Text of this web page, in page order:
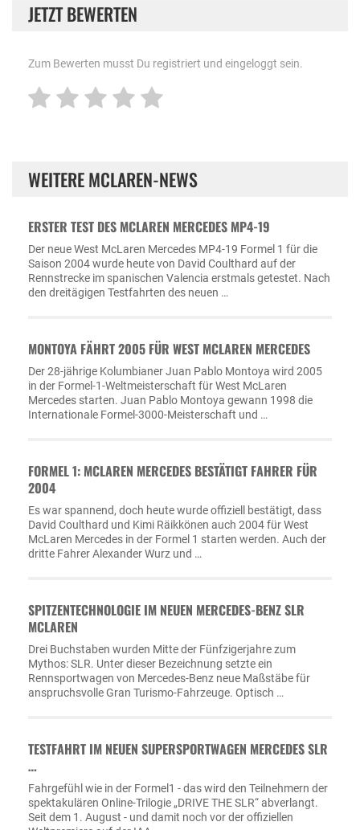
JETZT BEWERTEN
Zum Bewerten musst Du registriert und eingeloggt sein.
WEITERE MCLAREN-NEWS
ERSTER TEST DES MCLAREN MERCEDES MP4-19
Der neue West McLaren Mercedes MP4-19 Formel 1 für die
Saison 2004 wurde heute von David Coulthard auf der
Rennstrecke im spanischen Valencia erstmals getestet. Nach
den dreitägigen Testfahrten des neuen …
MONTOYA FÄHRT 2005 FÜR WEST MCLAREN MERCEDES
Der 28-jährige Kolumbianer Juan Pablo Montoya wird 2005
in der Formel-1-Weltmeisterschaft für West McLaren
Mercedes starten. Juan Pablo Montoya gewann 1998 die
Internationale Formel-3000-Meisterschaft und …
FORMEL 1: MCLAREN MERCEDES BESTÄTIGT FAHRER FÜR
2004
Es war spannend, doch heute wurde offiziell bestätigt, dass
David Coulthard und Kimi Räikkönen auch 2004 für West
McLaren Mercedes in der Formel 1 starten werden. Auch der
dritte Fahrer Alexander Wurz und …
SPITZENTECHNOLOGIE IM NEUEN MERCEDES-BENZ SLR
MCLAREN
Drei Buchstaben wurden Mitte der Fünfzigerjahre zum
Mythos: SLR. Unter dieser Bezeichnung setzte ein
Rennsportwagen von Mercedes-Benz neue Maßstäbe für
anspruchsvolle Gran Turismo-Fahrzeuge. Optisch …
TESTFAHRT IM NEUEN SUPERSPORTWAGEN MERCEDES SLR
…
Fahrgefühl wie in der Formel1 - das wird den Teilnehmern der
spektakulären Online-Trilogie „DRIVE THE SLR“ abverlangt.
Seit dem 1. August - und damit noch vor der offiziellen